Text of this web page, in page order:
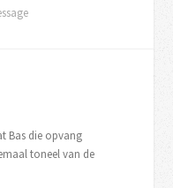
Bas die opvang
toneel van de